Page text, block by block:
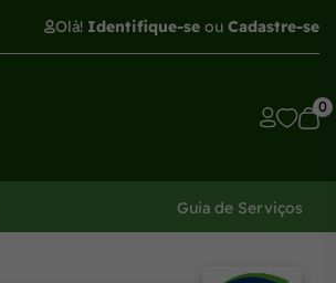
Olá! Identifique-se ou Cadastre-se
0
Guia de Serviços